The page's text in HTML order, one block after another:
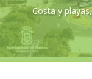
Costa y playas